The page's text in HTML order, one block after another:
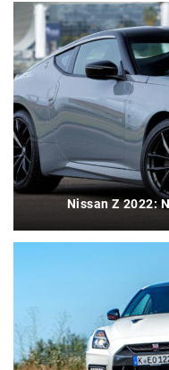
Nissan Z 2022: